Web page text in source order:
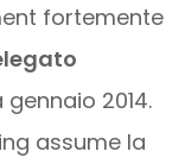
fortemente
2014.
assume la